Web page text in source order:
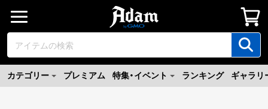
カテゴリー プレミアム 特集・イベント ランキング ギャラリ